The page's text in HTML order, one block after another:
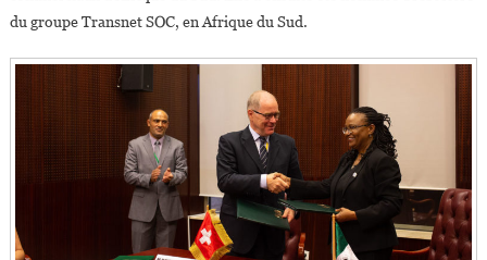
du groupe Transnet SOC, en Afrique du Sud.